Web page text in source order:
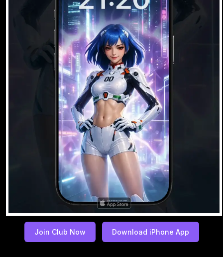
Join Club Now Download iPhone App